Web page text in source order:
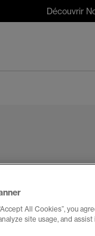
Découvrir
All Cookies”, you
site usage, and